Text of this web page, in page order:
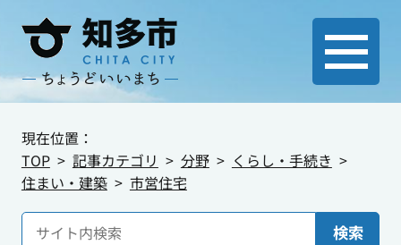
現在位置：
TOP
記事カテゴリ 分野
くらし・手続き
住まい・建築
市営住宅
検索